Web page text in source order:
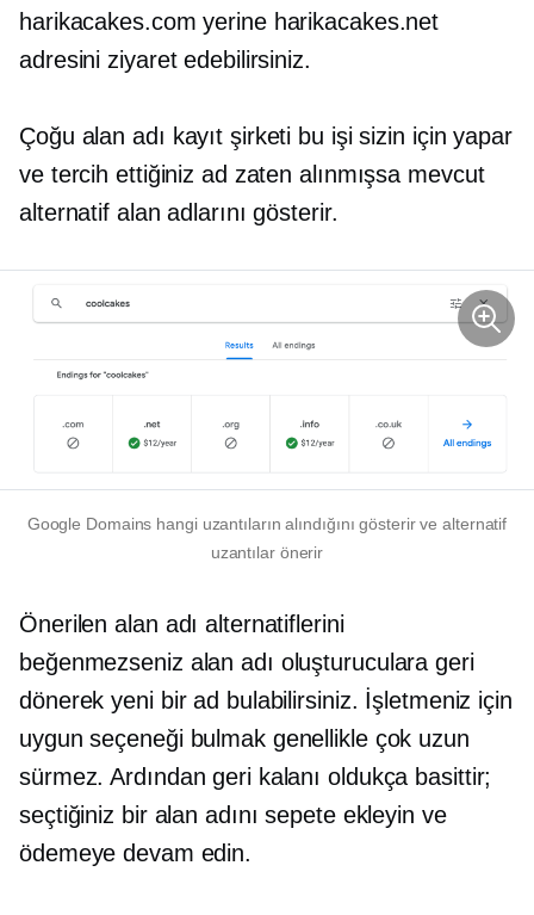
harikacakes.com yerine harikacakes.net
adresini ziyaret edebilirsiniz.
Çoğu alan adı kayıt şirketi bu işi sizin için yapar
ve tercih ettiğiniz ad zaten alınmışsa mevcut
alternatif alan adlarını gösterir.
Google Domains hangi uzantıların alındığını gösterir ve alternatif
uzantılar önerir
Önerilen alan adı alternatiflerini
beğenmezseniz alan adı oluşturuculara geri
dönerek yeni bir ad bulabilirsiniz. İşletmeniz için
uygun seçeneği bulmak genellikle çok uzun
sürmez. Ardından geri kalanı oldukça basittir;
seçtiğiniz bir alan adını sepete ekleyin ve
ödemeye devam edin.